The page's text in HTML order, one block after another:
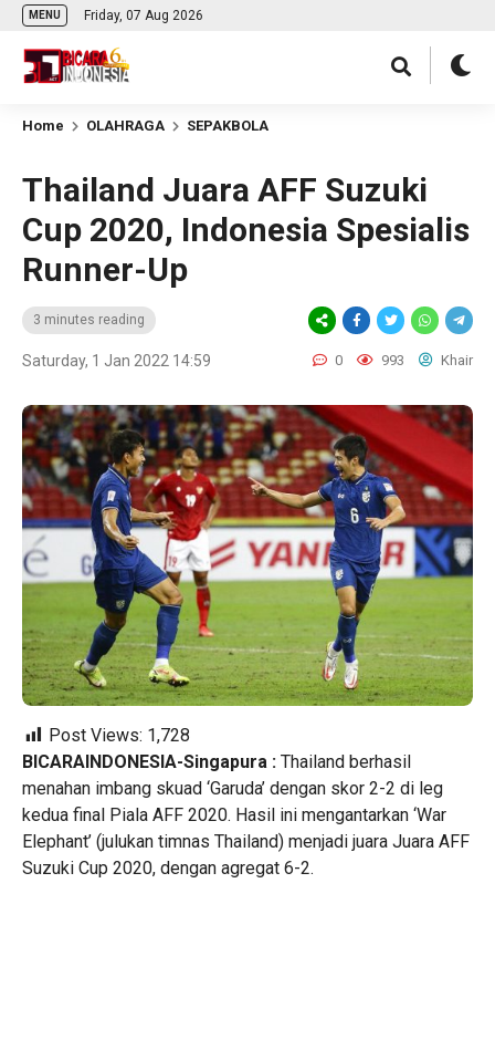
MENU Friday, 07 Aug 2026
Home OLAHRAGA SEPAKBOLA
Thailand Juara AFF Suzuki
Cup 2020, Indonesia Spesialis
Runner-Up
3 minutes reading
Saturday, 1 Jan 2022 14:59 0 993 Khair
Post Views: 1,728
BICARAINDONESIA-Singapura : Thailand berhasil
menahan imbang skuad ‘Garuda’ dengan skor 2-2 di leg
kedua final Piala AFF 2020. Hasil ini mengantarkan ‘War
Elephant’ (julukan timnas Thailand) menjadi juara Juara AFF
Suzuki Cup 2020, dengan agregat 6-2.